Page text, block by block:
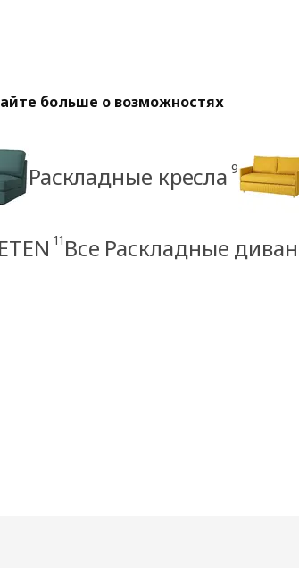
больше о возможностях
Раскладные кресла 9
11 Все Раскладные